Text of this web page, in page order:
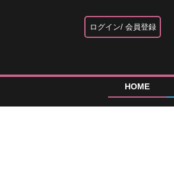
ログイン 会員登録
HOME